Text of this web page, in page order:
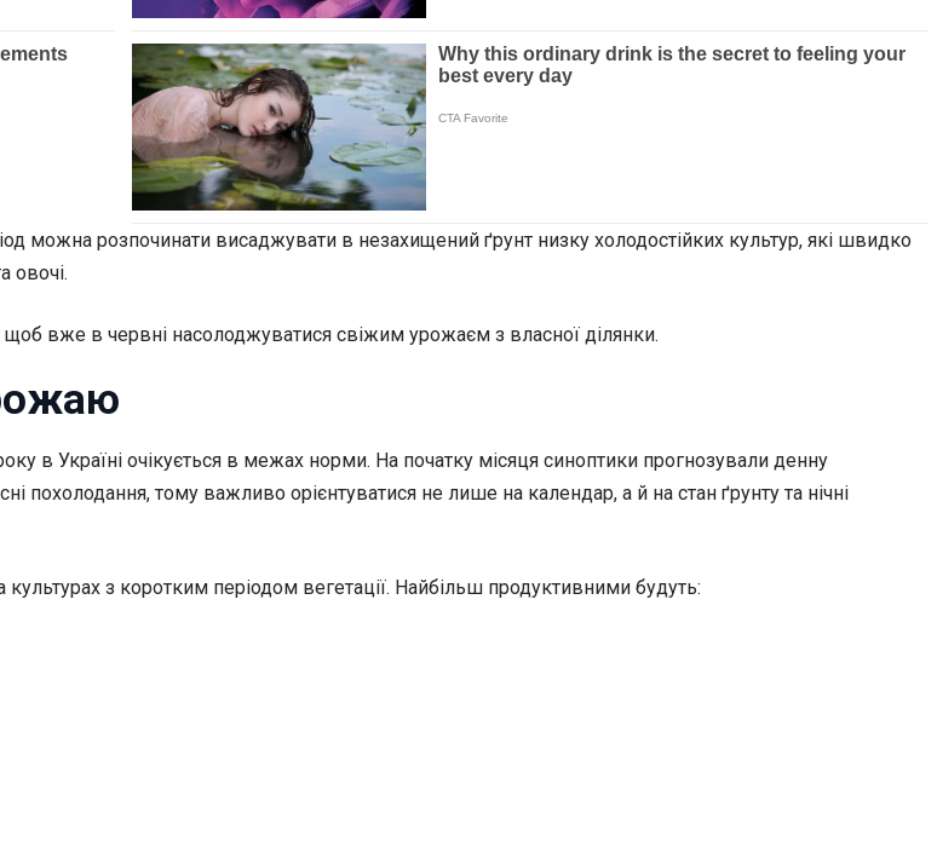
можна розпочинати висаджувати в незахищений ґрунт низку холодостійких культур, які швидко
овочі.
щоб вже в червні насолоджуватися свіжим урожаєм з власної ділянки.
в Україні очікується в межах норми. На початку місяця синоптики прогнозували денну
похолодання, тому важливо орієнтуватися не лише на календар, а й на стан ґрунту та нічні
з коротким періодом вегетації. Найбільш продуктивними будуть: